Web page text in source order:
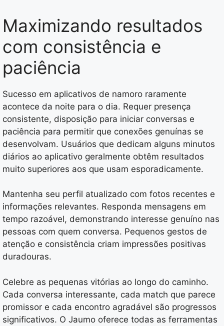
Maximizando resultados
com consistência e
paciência
Sucesso em aplicativos de namoro raramente
acontece da noite para o dia. Requer presença
consistente, disposição para iniciar conversas e
paciência para permitir que conexões genuínas se
desenvolvam. Usuários que dedicam alguns minutos
diários ao aplicativo geralmente obtêm resultados
muito superiores aos que usam esporadicamente.
Mantenha seu perfil atualizado com fotos recentes e
informações relevantes. Responda mensagens em
tempo razoável, demonstrando interesse genuíno nas
pessoas com quem conversa. Pequenos gestos de
atenção e consistência criam impressões positivas
duradouras.
Celebre as pequenas vitórias ao longo do caminho.
Cada conversa interessante, cada match que parece
promissor e cada encontro agradável são progressos
significativos. O Jaumo oferece todas as ferramentas